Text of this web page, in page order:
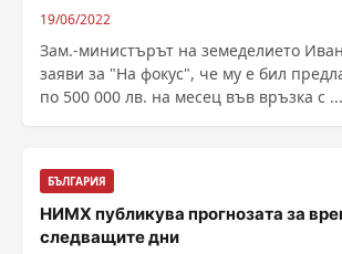
19/06/2022
Зам.-министърът на земеделието
заяви за "На фокус", че му е бил
по 500 000 лв. на месец във връзка с ...
БЪЛГАРИЯ
НИМХ публикува прогнозата за
следващите дни